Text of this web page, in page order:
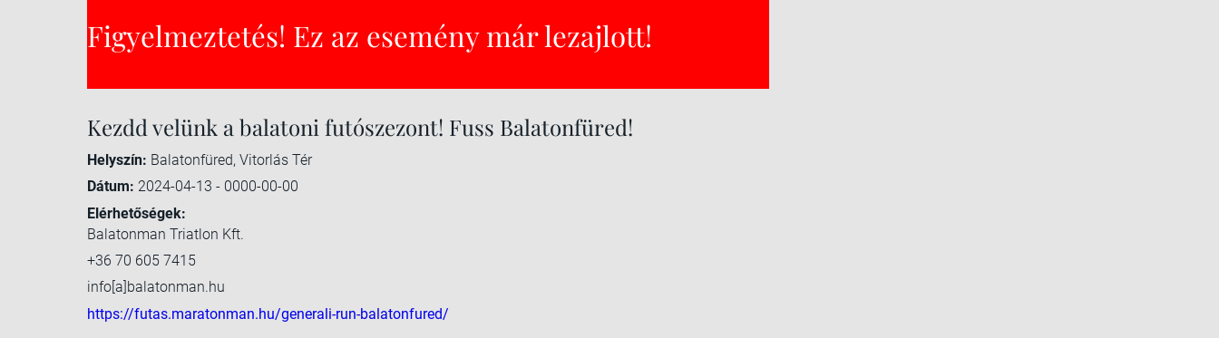
Figyelmeztetés! Ez az esemény már lezajlott!
Kezdd velünk a balatoni futószezont! Fuss Balatonfüred!
Helyszín: Balatonfüred, Vitorlás Tér
Dátum: 2024-04-13 - 0000-00-00
Elérhetőségek:
Balatonman Triatlon Kft.
+36 70 605 7415
info[a]balatonman.hu
https://futas.maratonman.hu/generali-run-balatonfured/